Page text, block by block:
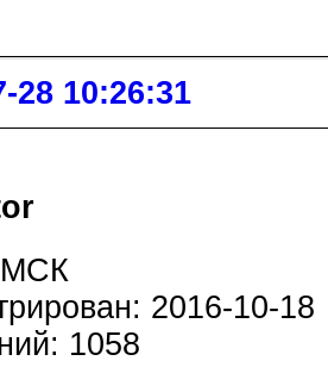
28 10:26:31
МСК
2016-10-18
1058